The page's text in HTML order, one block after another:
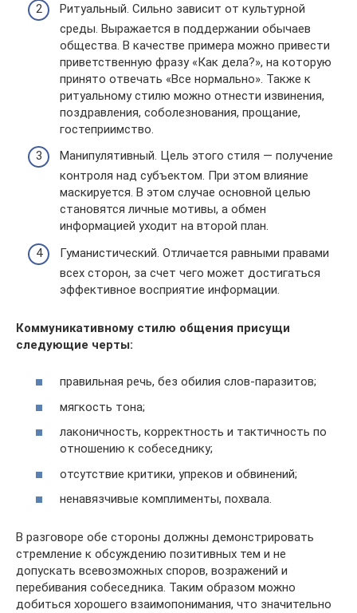
Ритуальный. Сильно зависит от культурной
среды. Выражается в поддержании обычаев
общества. В качестве примера можно привести
приветственную фразу «Как дела?», на которую
принято отвечать «Все нормально». Также к
ритуальному стилю можно отнести извинения,
поздравления, соболезнования, прощание,
гостеприимство.
Манипулятивный. Цель этого стиля — получение
контроля над субъектом. При этом влияние
маскируется. В этом случае основной целью
становятся личные мотивы, а обмен
информацией уходит на второй план.
Гуманистический. Отличается равными правами
всех сторон, за счет чего может достигаться
эффективное восприятие информации.
Коммуникативному стилю общения присущи
следующие черты:
правильная речь, без обилия слов-паразитов;
мягкость тона;
лаконичность, корректность и тактичность по
отношению к собеседнику;
отсутствие критики, упреков и обвинений;
ненавязчивые комплименты, похвала.
В разговоре обе стороны должны демонстрировать
стремление к обсуждению позитивных тем и не
допускать всевозможных споров, возражений и
перебивания собеседника. Таким образом можно
добиться хорошего взаимопонимания, что значительно